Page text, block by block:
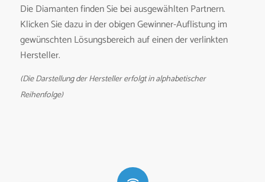
Die Diamanten finden Sie bei ausgewählten Partnern.
Klicken Sie dazu in der obigen Gewinner-Auflistung im
gewünschten Lösungsbereich auf einen der verlinkten
Hersteller.
(Die Darstellung der Hersteller erfolgt in alphabetischer
Reihenfolge)